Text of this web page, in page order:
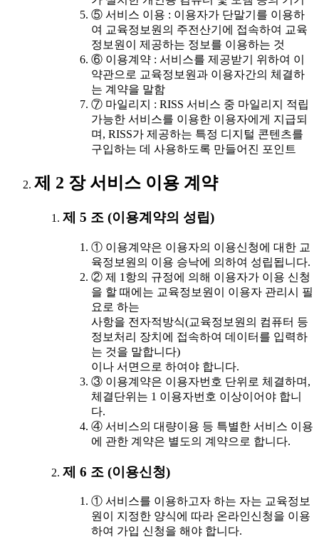
⑤ 서비스 이용 : 이용자가 단말기를 이용하
여 교육정보원의 주전산기에 접속하여 교육
정보원이 제공하는 정보를 이용하는 것
⑥ 이용계약 : 서비스를 제공받기 위하여 이
약관으로 교육정보원과 이용자간의 체결하
는 계약을 말함
⑦ 마일리지 : RISS 서비스 중 마일리지 적립
가능한 서비스를 이용한 이용자에게 지급되
며, RISS가 제공하는 특정 디지털 콘텐츠를
구입하는 데 사용하도록 만들어진 포인트
제 2 장 서비스 이용 계약
제 5 조 (이용계약의 성립)
① 이용계약은 이용자의 이용신청에 대한 교
육정보원의 이용 승낙에 의하여 성립됩니다.
② 제 1항의 규정에 의해 이용자가 이용 신청
을 할 때에는 교육정보원이 이용자 관리시 필
요로 하는
사항을 전자적방식(교육정보원의 컴퓨터 등
정보처리 장치에 접속하여 데이터를 입력하
는 것을 말합니다)
이나 서면으로 하여야 합니다.
③ 이용계약은 이용자번호 단위로 체결하며,
체결단위는 1 이용자번호 이상이어야 합니
다.
④ 서비스의 대량이용 등 특별한 서비스 이용
에 관한 계약은 별도의 계약으로 합니다.
제 6 조 (이용신청)
① 서비스를 이용하고자 하는 자는 교육정보
원이 지정한 양식에 따라 온라인신청을 이용
하여 가입 신청을 해야 합니다.